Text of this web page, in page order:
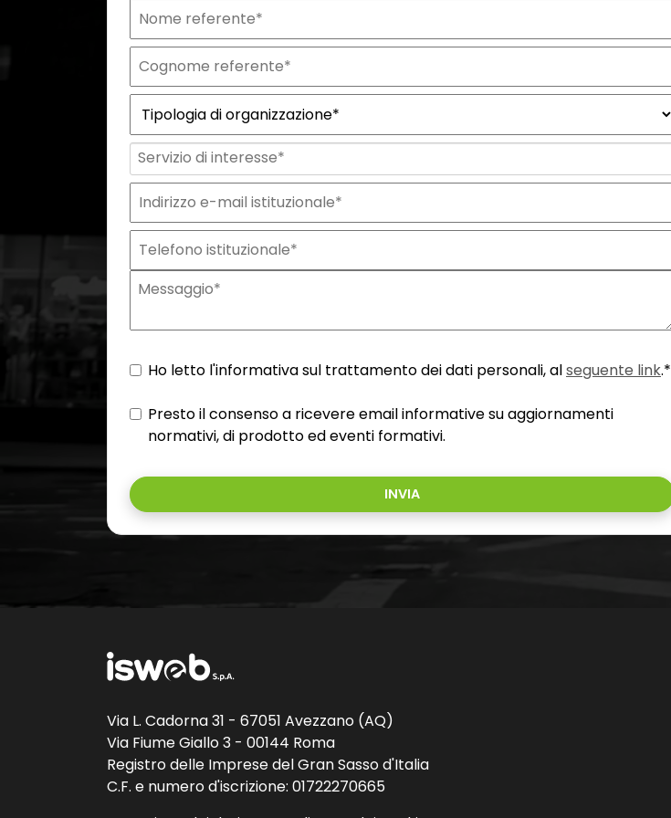
Ho letto l'informativa sul trattamento dei dati personali, alseguente link.*
Presto il consenso a ricevere email informative su aggiornamenti
normativi, di prodotto ed eventi formativi.
INVIA
Via L. Cadorna 31 - 67051 Avezzano (AQ)
Via Fiume Giallo 3 - 00144 Roma
Registro delle Imprese del Gran Sasso d'Italia
C.F. e numero d'iscrizione: 01722270665